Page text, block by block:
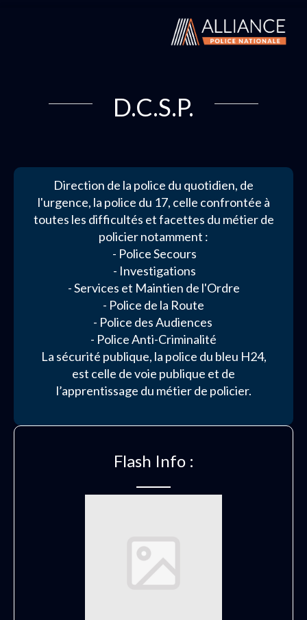
D.C.S.P.
Direction de la police du quotidien, de
l'urgence, la police du 17, celle confrontée à
toutes les difficultés et facettes du métier de
policier notamment :
- Police Secours
- Investigations
- Services et Maintien de l'Ordre
- Police de la Route
- Police des Audiences
- Police Anti-Criminalité
La sécurité publique, la police du bleu H24,
est celle de voie publique et de
l’apprentissage du métier de policier.
Flash Info :